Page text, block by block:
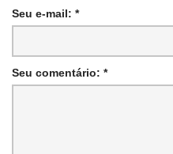
Seu e-mail: *
Seu comentário: *